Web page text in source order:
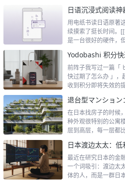
用电纸书读日语原著
续摸索了挺长时间。
是一台很好的硬件，
Yodobashi 积分
前阵子我写过一篇「
快过期了怎么办 」，
收到积分即将失效的
在日本找房子的时候
种外观很特别的公寓
层到高层，每一层都
最近在研究日本的金
一个词吸引：渡边太
体的人，而是一群日